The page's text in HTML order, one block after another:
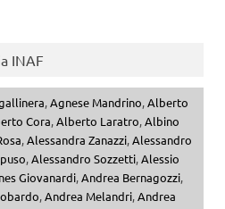
INAF
,Agnese Mandrino,Alberto
Cora,Alberto Laratro,Albino
,Alessandra Zanazzi,Alessandro
,Alessandro Sozzetti,Alessio
Giovanardi,Andrea Bernagozzi,
,Andrea Melandri,Andrea